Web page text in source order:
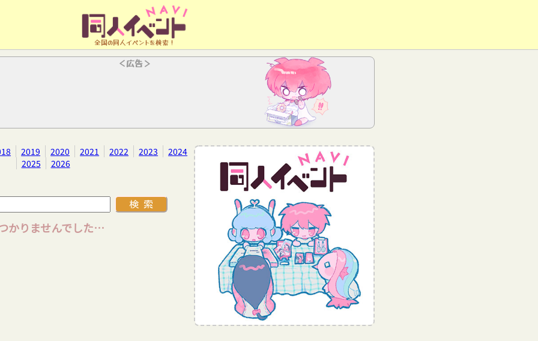
全国の同人イベントを検索！
＜広告＞
2019 2020 2021 2022 2023
2024
2025
2026
かりませんでした…